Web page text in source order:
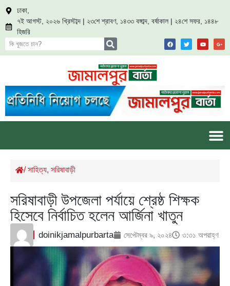
ঢাকা,
৭ই আগস্ট, ২০২৬ খ্রিস্টাব্দ | ২৩শে শ্রাবণ, ১৪৩৩ বঙ্গাব্দ, বর্ষাকাল | ২৪শে সফর, ১৪৪৮
হিজরি
/সাহিত্য, সরিষাবাড়ী
সরিষাবাড়ী উপজেলা পর্যায়ে শ্রেষ্ঠ শিক্ষক
হিসেবে নির্বাচিত হলেন আর্জিনা খাতুন
doinikjamalpurbarta সেপ্টেম্বর ৯, ২০২৪ ৩:৩১ অপরাহ্ণ